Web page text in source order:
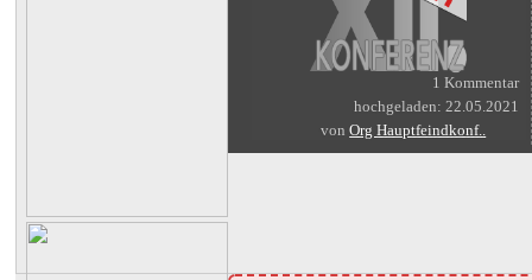
1 Kommentar
hochgeladen: 22.05.2021
vonOrg Hauptfeindkonf..